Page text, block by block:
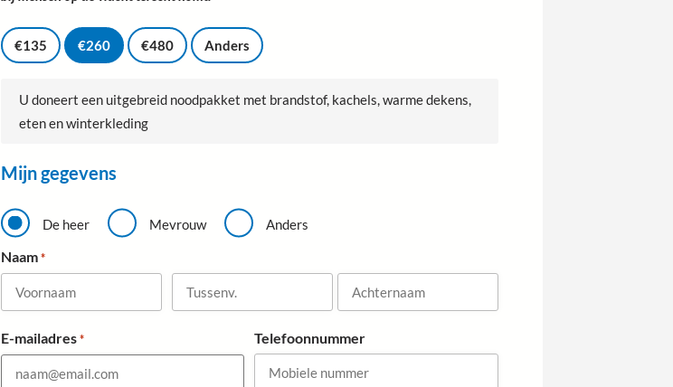
t
e
d €135 €260 €480 Anders
U doneert een uitgebreid noodpakket met brandstof, kachels, warme dekens,
eten en winterkleding
Mijn gegevens
A
a
n
h
e
*
De heer Mevrouw Anders
Naam *
c
h
E-mailadres * Telefoonnummer